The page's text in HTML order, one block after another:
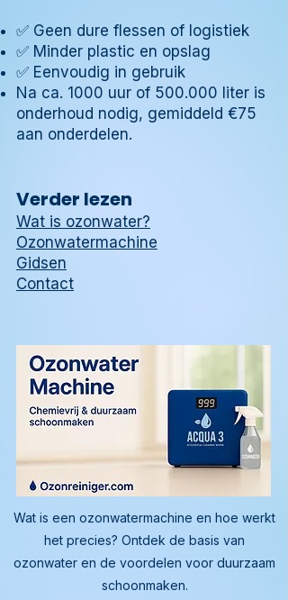
✅ Geen dure flessen of logistiek
✅ Minder plastic en opslag
✅ Eenvoudig in gebruik
Na ca. 1000 uur of 500.000 liter is
onderhoud nodig, gemiddeld €75
aan onderdelen.
Verder lezen
Wat is ozonwater?
Ozonwatermachine
Gidsen
Contact
Wat is een ozonwatermachine en hoe werkt
het precies? Ontdek de basis van
ozonwater en de voordelen voor duurzaam
schoonmaken.